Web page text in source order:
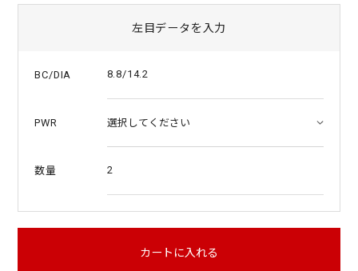
左目データを入力
BC/DIA 8.8/14.2
PWR
数量 2
カートに入れる